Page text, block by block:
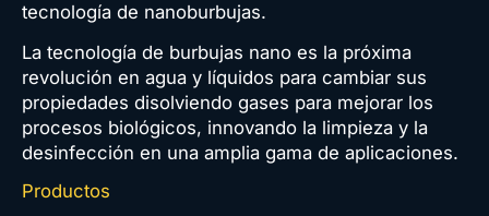
tecnología de nanoburbujas.
La tecnología de burbujas nano es la próxima
revolución en agua y líquidos para cambiar sus
propiedades disolviendo gases para mejorar los
procesos biológicos, innovando la limpieza y la
desinfección en una amplia gama de aplicaciones.
Productos